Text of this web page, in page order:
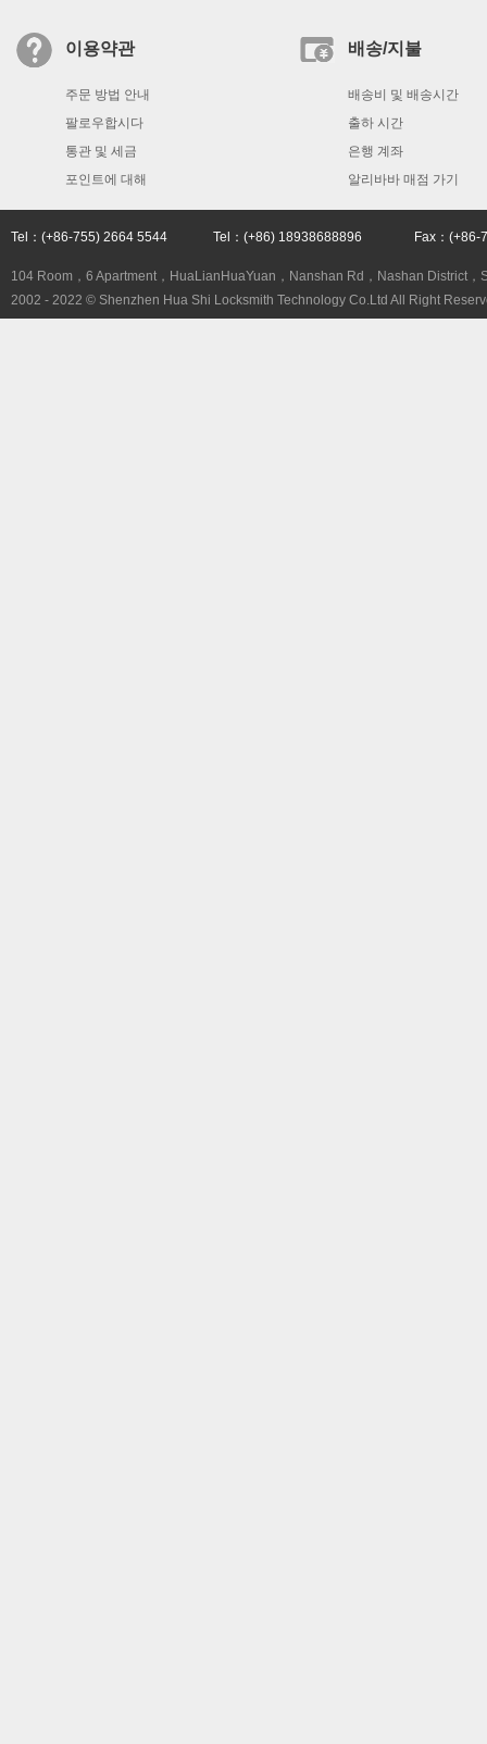
이용약관
주문 방법 안내
팔로우합시다
통관 및 세금
포인트에 대해
배송/지불
배송비 및 배송시간
출하 시간
은행 계좌
알리바바 매점 가기
Tel：(+86-755) 2664 5544 Tel：(+86) 18938688896 Fax：(+86-755)
104 Room，6 Apartment，HuaLianHuaYuan，Nanshan Rd，Nashan District
2002 - 2022 © Shenzhen Hua Shi Locksmith Technology Co.Ltd All Right